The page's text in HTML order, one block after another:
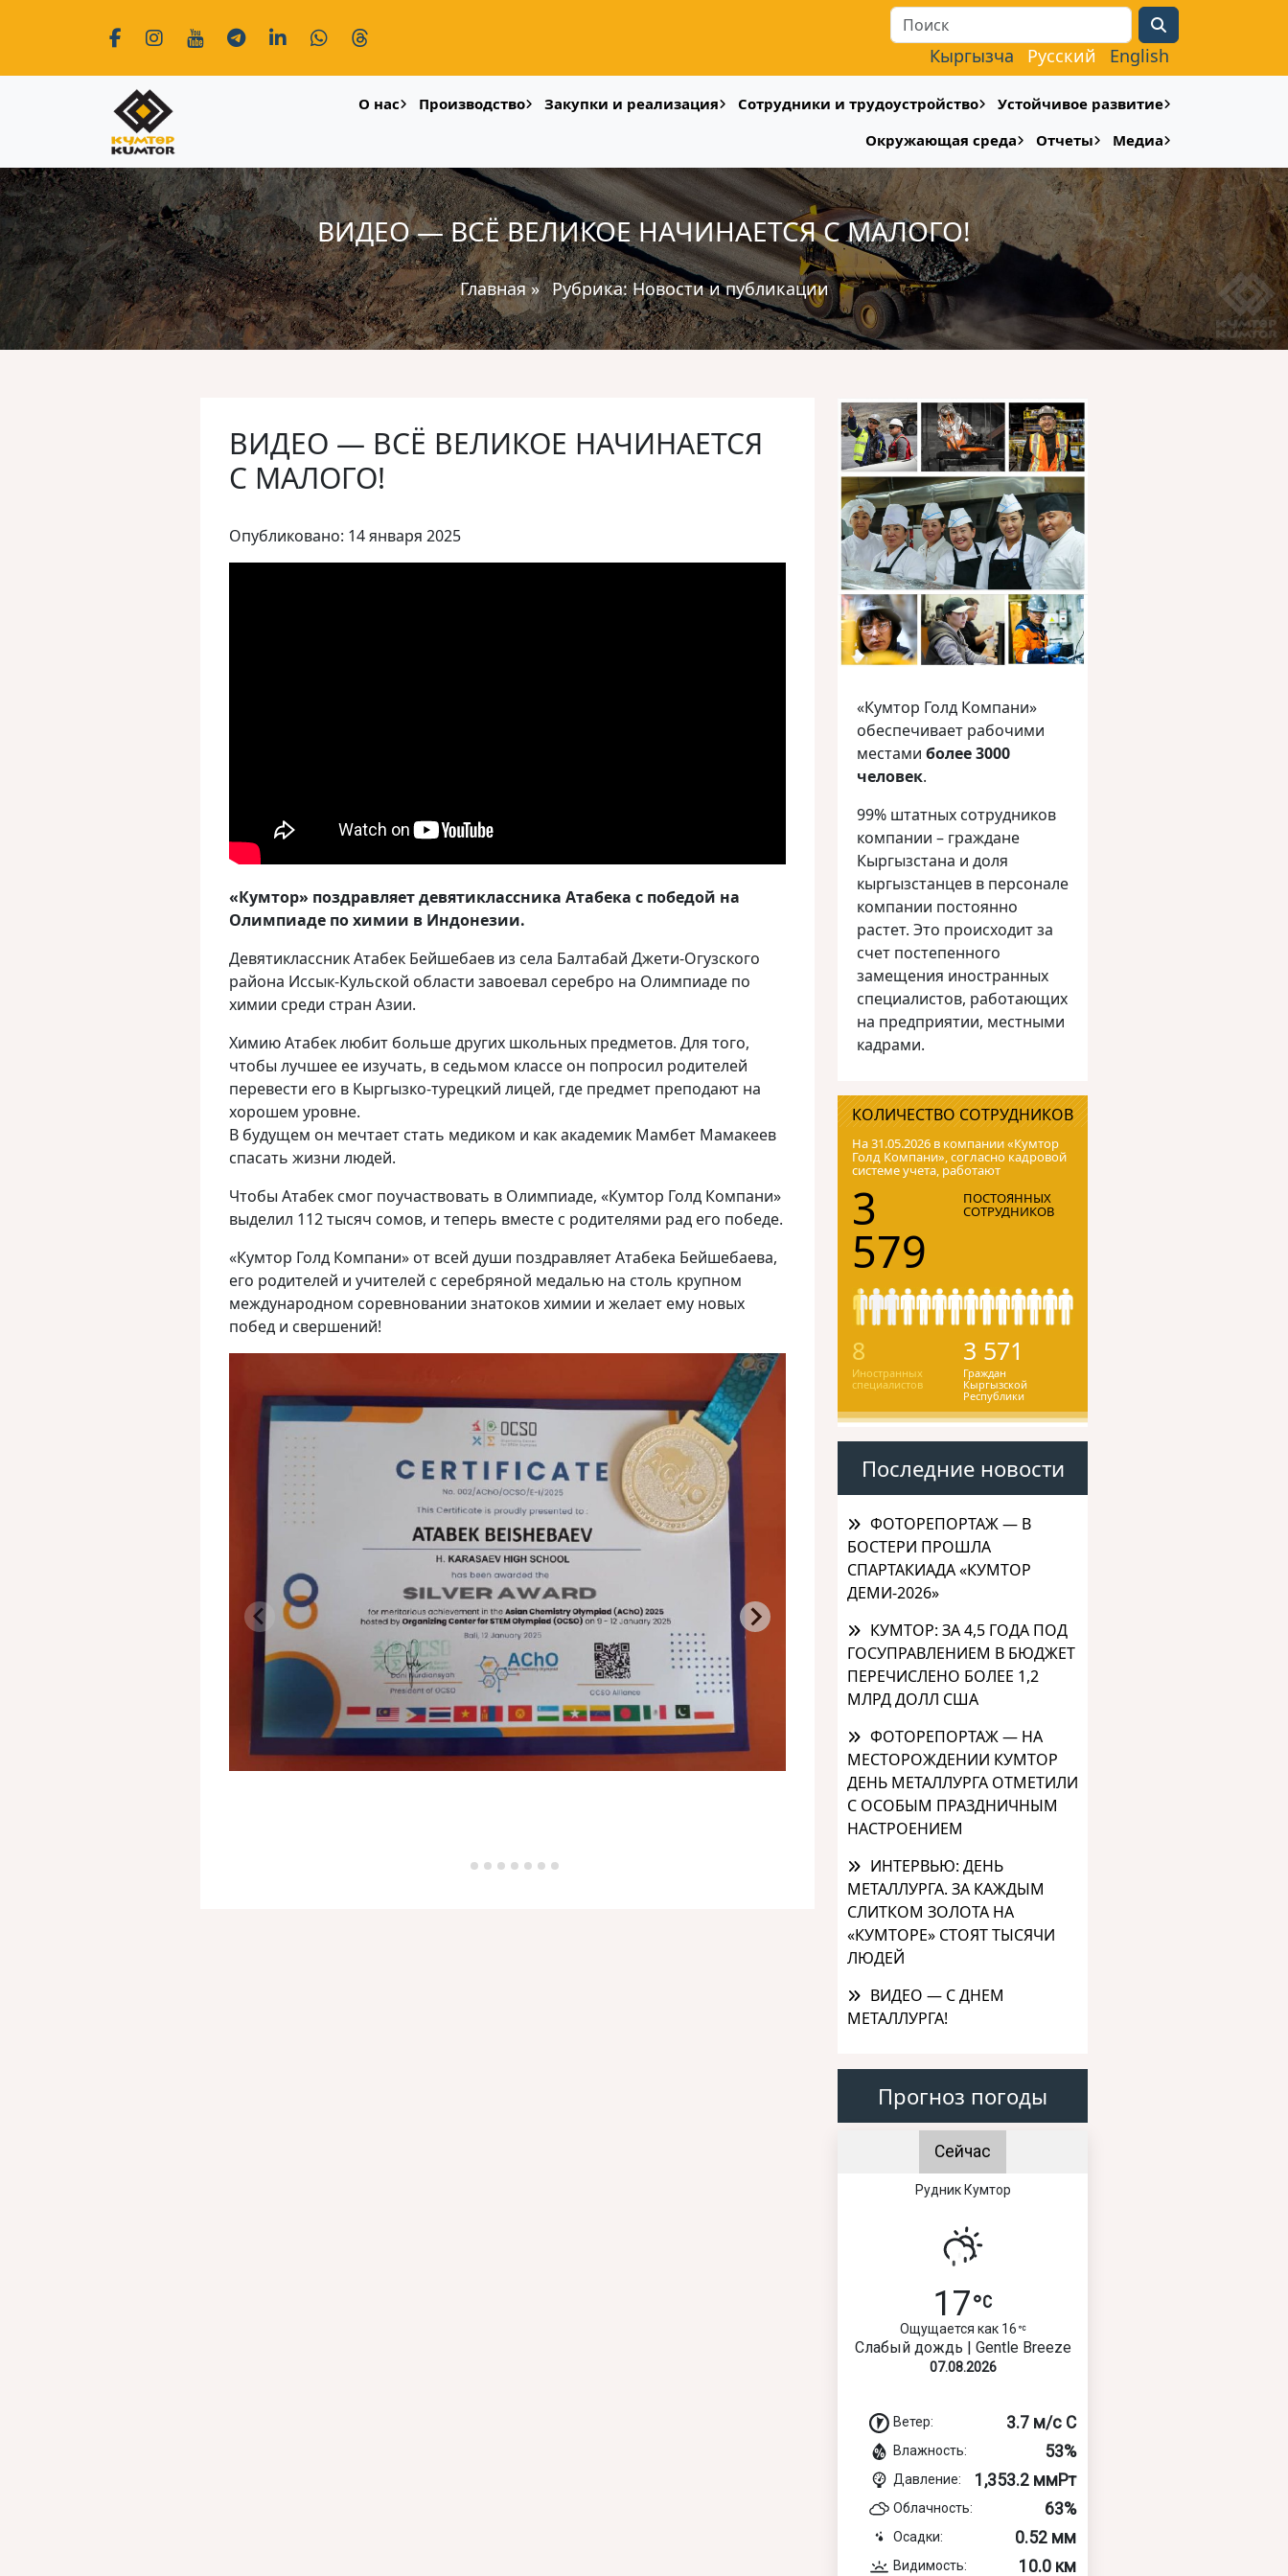
Search
Кыргызча Русский English
О нас Производство Закупки и реализация Сотрудники и трудоустройство
Устойчивое развитие
Окружающая среда
Отчеты Медиа
ВИДЕО — ВСЁ ВЕЛИКОЕ НАЧИНАЕТСЯ С МАЛОГО!
Главная» Рубрика:Новости и публикации
ВИДЕО — ВСЁ ВЕЛИКОЕ НАЧИНАЕТСЯ
С МАЛОГО!
Опубликовано: 14 января 2025
«Кумтор» поздравляет девятиклассника Атабека с победой на
Олимпиаде по химии в Индонезии.
Девятиклассник Атабек Бейшебаев из села Балтабай Джети-Огузского
района Иссык-Кульской области завоевал серебро на Олимпиаде по
химии среди стран Азии.
Химию Атабек любит больше других школьных предметов. Для того,
чтобы лучшее ее изучать, в седьмом классе он попросил родителей
перевести его в Кыргызко-турецкий лицей, где предмет преподают на
хорошем уровне.
В будущем он мечтает стать медиком и как академик Мамбет Мамакеев
спасать жизни людей.
Чтобы Атабек смог поучаствовать в Олимпиаде, «Кумтор Голд Компани»
выделил 112 тысяч сомов, и теперь вместе с родителями рад его победе.
«Кумтор Голд Компани» от всей души поздравляет Атабека Бейшебаева,
его родителей и учителей с серебряной медалью на столь крупном
международном соревновании знатоков химии и желает ему новых
побед и свершений!
«Кумтор Голд Компани»
обеспечивает рабочими
местами более 3000
человек.
99% штатных сотрудников
компании – граждане
Кыргызстана и доля
кыргызстанцев в персонале
компании постоянно
растет. Это происходит за
счет постепенного
замещения иностранных
специалистов, работающих
на предприятии, местными
кадрами.
КОЛИЧЕСТВО СОТРУДНИКОВ
На 31.05.2026 в компании «Кумтор
Голд Компани», согласно кадровой
системе учета, работают
3
579
ПОСТОЯННЫХ
СОТРУДНИКОВ
8
Иностранных
специалистов
3 571
Граждан
Кыргызской
Республики
Последние новости
ФОТОРЕПОРТАЖ — В
БОСТЕРИ ПРОШЛА
СПАРТАКИАДА «КУМТОР
ДЕМИ-2026»
КУМТОР: ЗА 4,5 ГОДА ПОД
ГОСУПРАВЛЕНИЕМ В БЮДЖЕТ
ПЕРЕЧИСЛЕНО БОЛЕЕ 1,2
МЛРД ДОЛЛ США
ФОТОРЕПОРТАЖ — НА
МЕСТОРОЖДЕНИИ КУМТОР
ДЕНЬ МЕТАЛЛУРГА ОТМЕТИЛИ
С ОСОБЫМ ПРАЗДНИЧНЫМ
НАСТРОЕНИЕМ
ИНТЕРВЬЮ: ДЕНЬ
МЕТАЛЛУРГА. ЗА КАЖДЫМ
СЛИТКОМ ЗОЛОТА НА
«КУМТОРЕ» СТОЯТ ТЫСЯЧИ
ЛЮДЕЙ
ВИДЕО — С ДНЕМ
МЕТАЛЛУРГА!
Прогноз погоды
Сейчас
Рудник Кумтор
17
Ощущается как 16
Слабый дождь | Gentle Breeze
07.08.2026
Ветер: 3.7 м/с С
Влажность: 53%
Давление: 1,353.2 ммРт
Облачность: 63%
Осадки: 0.52 мм
Видимость: 10.0 км